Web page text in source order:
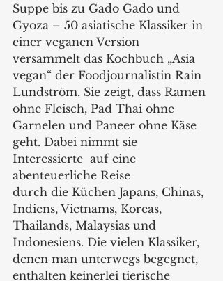
Suppe bis zu Gado Gado und
Gyoza – 50 asiatische Klassiker in
einer veganen Version
versammelt das Kochbuch „Asia
vegan“ der Foodjournalistin Rain
Lundström. Sie zeigt, dass Ramen
ohne Fleisch, Pad Thai ohne
Garnelen und Paneer ohne Käse
geht. Dabei nimmt sie
Interessierte  auf eine
abenteuerliche Reise
durch die Küchen Japans, Chinas,
Indiens, Vietnams, Koreas,
Thailands, Malaysias und
Indonesiens. Die vielen Klassiker,
denen man unterwegs begegnet,
enthalten keinerlei tierische